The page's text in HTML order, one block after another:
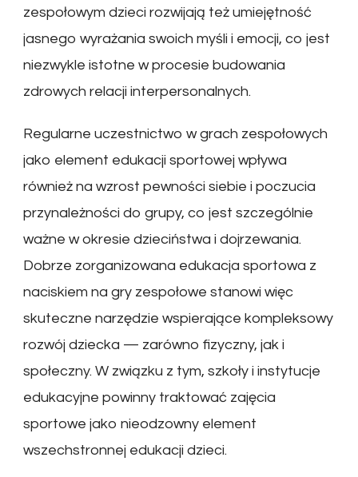
zespołowym dzieci rozwijają też umiejętność
jasnego wyrażania swoich myśli i emocji, co jest
niezwykle istotne w procesie budowania
zdrowych relacji interpersonalnych.
Regularne uczestnictwo w grach zespołowych
jako element edukacji sportowej wpływa
również na wzrost pewności siebie i poczucia
przynależności do grupy, co jest szczególnie
ważne w okresie dzieciństwa i dojrzewania.
Dobrze zorganizowana edukacja sportowa z
naciskiem na gry zespołowe stanowi więc
skuteczne narzędzie wspierające kompleksowy
rozwój dziecka — zarówno fizyczny, jak i
społeczny. W związku z tym, szkoły i instytucje
edukacyjne powinny traktować zajęcia
sportowe jako nieodzowny element
wszechstronnej edukacji dzieci.